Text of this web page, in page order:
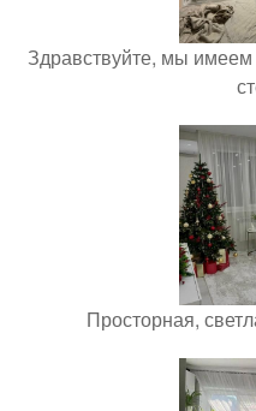
Здравствуйте, мы имеем
Просторная,